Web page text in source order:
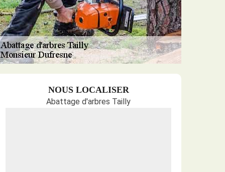
NOUS LOCALISER
Abattage d'arbres Tailly